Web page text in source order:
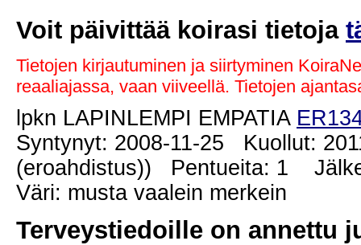
Voit päivittää koirasi tietoja
Tietojen kirjautuminen ja siirtyminen
reaaliajassa, vaan viiveellä. Tietojen
lpkn LAPINLEMPI EMPATIA
Syntynyt: 2008-11-25 Kuollut:
(eroahdistus)) Pentueita: 1
Väri: musta vaalein merkein
Terveystiedoille on annettu